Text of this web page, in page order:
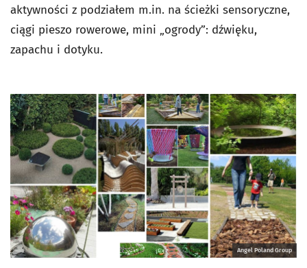
aktywności z podziałem m.in. na ścieżki sensoryczne,
ciągi pieszo rowerowe, mini „ogrody”: dźwięku,
zapachu i dotyku.
Angel Poland Group